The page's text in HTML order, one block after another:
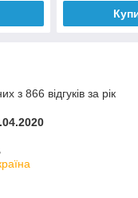
з 866 відгуків за рік